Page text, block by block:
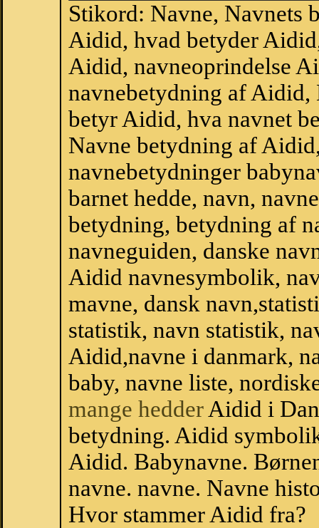
Stikord: Navne, Navnets
Aidid, hvad betyder
Aidid, navneoprindelse
navnebetydning af
betyr Aidid, hva navnet
Navne betydning af
navnebetydninger
barnet hedde, navn,
betydning, betydning af
navneguiden, danske
Aidid navnesymbolik,
mavne, dansk
statistik, navn statistik,
Aidid,navne i danmark,
baby, navne liste,
mange hedder Aidid i
betydning. Aidid
Aidid. Babynavne.
navne. navne. Navne
Hvor stammer Aidid fra?